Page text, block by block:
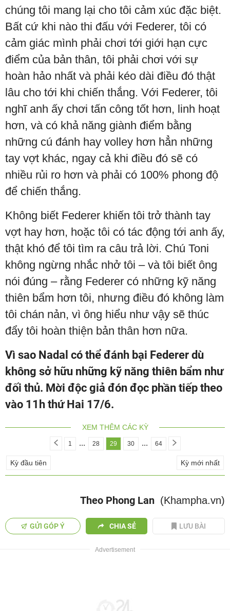
chúng tôi mang lại cho tôi cảm xúc đặc biệt.
Bất cứ khi nào thi đấu với Federer, tôi có
cảm giác mình phải chơi tới giới hạn cực
điểm của bản thân, tôi phải chơi với sự
hoàn hảo nhất và phải kéo dài điều đó thật
lâu cho tới khi chiến thắng. Với Federer, tôi
nghĩ anh ấy chơi tấn công tốt hơn, linh hoạt
hơn, và có khả năng giành điểm bằng
những cú đánh hay volley hơn hẳn những
tay vợt khác, ngay cả khi điều đó sẽ có
nhiều rủi ro hơn và phải có 100% phong độ
để chiến thắng.
Không biết Federer khiến tôi trở thành tay
vợt hay hơn, hoặc tôi có tác động tới anh ấy,
thật khó để tôi tìm ra câu trả lời. Chú Toni
không ngừng nhắc nhở tôi – và tôi biết ông
nói đúng – rằng Federer có những kỹ năng
thiên bẩm hơn tôi, nhưng điều đó không làm
tôi chán nản, vì ông hiểu như vậy sẽ thúc
đẩy tôi hoàn thiện bản thân hơn nữa.
Vì sao Nadal có thể đánh bại Federer dù
không sở hữu những kỹ năng thiên bẩm như
đối thủ. Mời độc giả đón đọc phần tiếp theo
vào 11h thứ Hai 17/6.
XEM THÊM CÁC KỲ
1 ... 28 29 30 ... 64
Kỳ đầu tiên Kỳ mới nhất
Theo Phong Lan (Khampha.vn)
GỬI GÓP Ý CHIA SẺ LƯU BÀI